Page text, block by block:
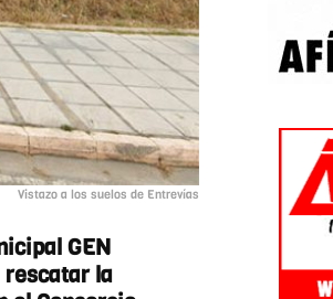
Vistazo a los suelos de Entrevías
GEN
rescatar la